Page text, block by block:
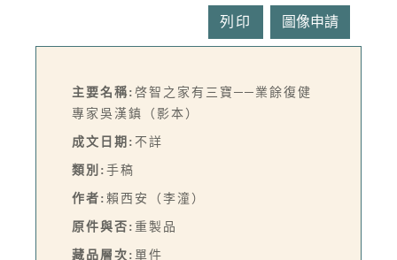
列印
主要名稱: 啓智之家有三寶──業餘復健
專家吳漢鎮（影本）
成文日期: 不詳
類別: 手稿
作者: 賴西安（李潼）
原件與否: 重製品
藏品層次: 單件